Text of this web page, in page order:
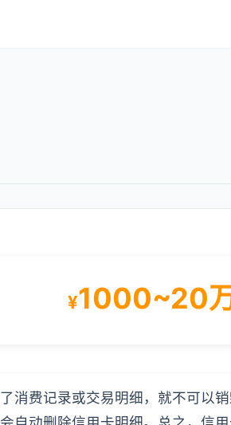
¥1000~20
消费记录或交易明细，就不可以